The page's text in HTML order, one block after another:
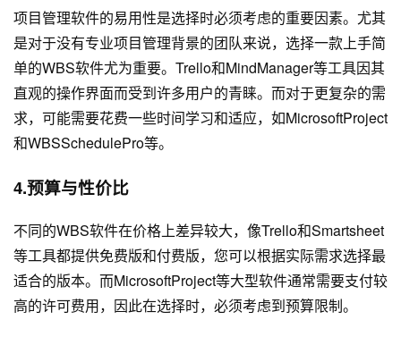
项目管理软件的易用性是选择时必须考虑的重要因素。尤其
是对于没有专业项目管理背景的团队来说，选择一款上手简
单的WBS软件尤为重要。Trello和MindManager等工具因其
直观的操作界面而受到许多用户的青睐。而对于更复杂的需
求，可能需要花费一些时间学习和适应，如MicrosoftProject
和WBSSchedulePro等。
4.预算与性价比
不同的WBS软件在价格上差异较大，像Trello和Smartsheet
等工具都提供免费版和付费版，您可以根据实际需求选择最
适合的版本。而MicrosoftProject等大型软件通常需要支付较
高的许可费用，因此在选择时，必须考虑到预算限制。